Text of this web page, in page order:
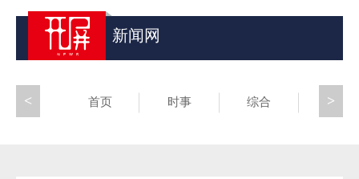
新闻网
首页 时事 综合 昆滇
>
<